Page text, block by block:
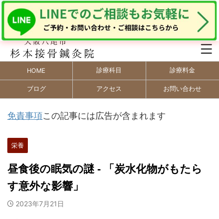
HOME 診療科目 診療料金
ブログ アクセス お問い合わせ
免責事項この記事には広告が含まれます
栄養
昼食後の眠気の謎 - 「炭水化物がもたら
す意外な影響」
2023年7月21日